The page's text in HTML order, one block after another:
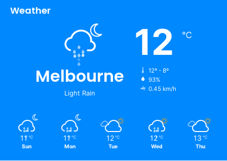
Weather
Melbourne
Light Rain
12 ℃
12º - 8º
93%
0.45 km/h
11 ℃
Sun
11 ℃
Mon
12 ℃
Tue
12 ℃
Wed
13 ℃
Thu